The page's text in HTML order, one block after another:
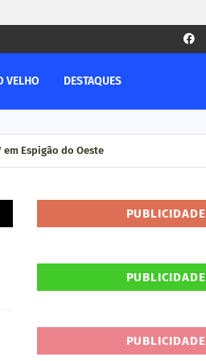
VELHO DESTAQUES
Espigão do Oeste
PUBLICIDADE
PUBLICIDADE
PUBLICIDADE